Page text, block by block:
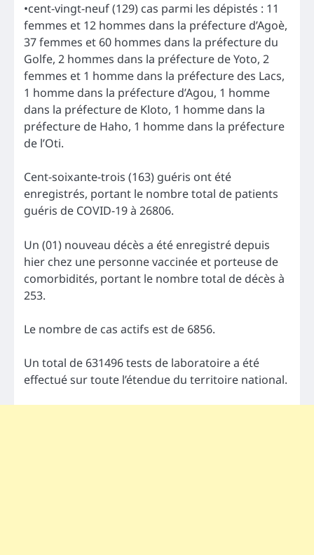
•cent-vingt-neuf (129) cas parmi les dépistés : 11
femmes et 12 hommes dans la préfecture d’Agoè,
37 femmes et 60 hommes dans la préfecture du
Golfe, 2 hommes dans la préfecture de Yoto, 2
femmes et 1 homme dans la préfecture des Lacs,
1 homme dans la préfecture d’Agou, 1 homme
dans la préfecture de Kloto, 1 homme dans la
préfecture de Haho, 1 homme dans la préfecture
de l’Oti.
Cent-soixante-trois (163) guéris ont été
enregistrés, portant le nombre total de patients
guéris de COVID-19 à 26806.
Un (01) nouveau décès a été enregistré depuis
hier chez une personne vaccinée et porteuse de
comorbidités, portant le nombre total de décès à
253.
Le nombre de cas actifs est de 6856.
Un total de 631496 tests de laboratoire a été
effectué sur toute l’étendue du territoire national.